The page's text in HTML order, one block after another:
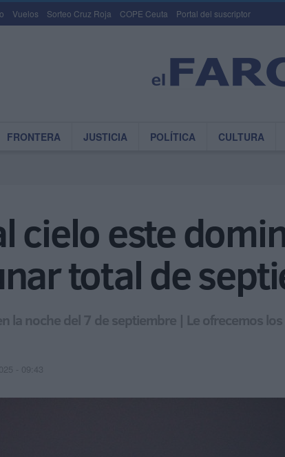
Vuelos Sorteo Cruz Roja COPE Ceuta Portal del suscriptor
FRONTERA JUSTICIA POLÍTICA CULTURA
cielo este
total de
la noche del 7 de septiembre | Le ofrecemos
- 09:43